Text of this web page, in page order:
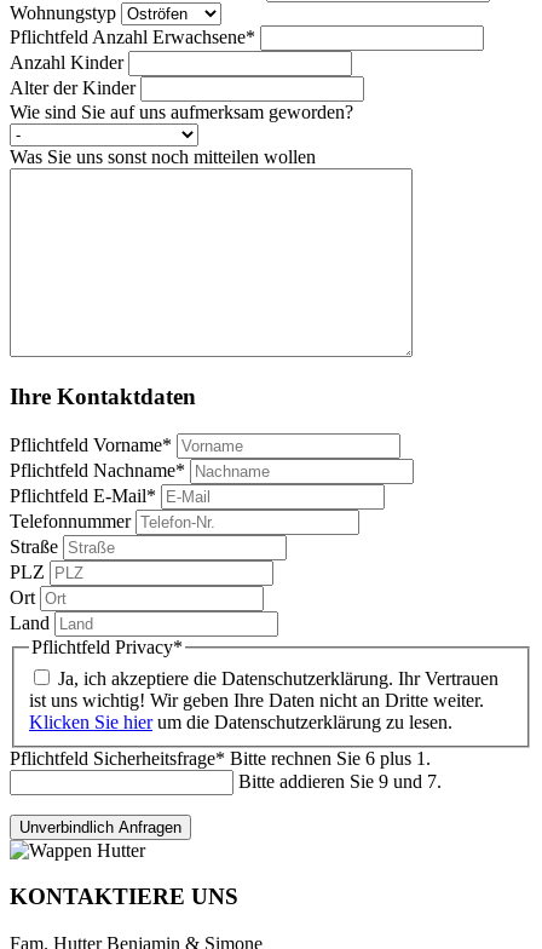
Wohnungstyp
Pflichtfeld Anzahl Erwachsene*
Anzahl Kinder
Alter der Kinder
Wie sind Sie auf uns aufmerksam geworden?
Was Sie uns sonst noch mitteilen wollen
Ihre Kontaktdaten
Pflichtfeld Vorname*
Pflichtfeld Nachname*
Pflichtfeld E-Mail*
Telefonnummer
Straße
PLZ
Ort
Land
Pflichtfeld Privacy*
Ja, ich akzeptiere die Datenschutzerklärung. Ihr Vertrauen
ist uns wichtig! Wir geben Ihre Daten nicht an Dritte weiter.
Klicken Sie hierum die Datenschutzerklärung zu lesen.
Pflichtfeld Sicherheitsfrage* Bitte rechnen Sie 6 plus 1.
Bitte addieren Sie 9 und 7.
KONTAKTIERE UNS
Fam. Hutter Benjamin & Simone